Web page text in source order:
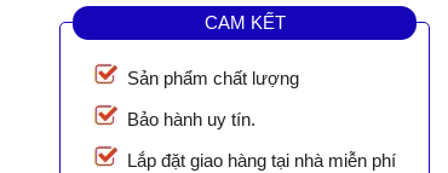
CAM KẾT
Sản phẩm chất lượng
Bảo hành uy tín.
Lắp đặt giao hàng tại nhà miễn phí